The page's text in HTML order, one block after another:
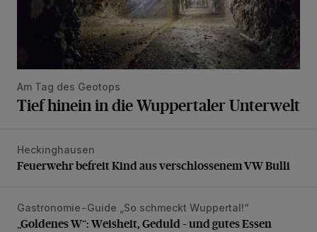
Am Tag des Geotops
Tief hinein in die Wuppertaler Unterwelt
Feuerwehr befreit Kind aus verschlossenem VW Bulli
Heckinghausen
Feuerwehr befreit Kind aus verschlossenem VW Bulli
„Goldenes W“: Weisheit, Geduld – und gutes Essen
Gastronomie-Guide „So schmeckt Wuppertal!“
„Goldenes W“: Weisheit, Geduld – und gutes Essen